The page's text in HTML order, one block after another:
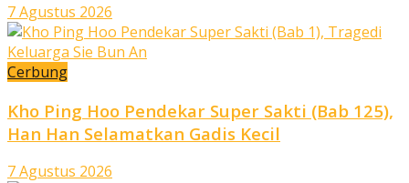
7 Agustus 2026
Cerbung
Kho Ping Hoo Pendekar Super Sakti (Bab 125),
Han Han Selamatkan Gadis Kecil
7 Agustus 2026